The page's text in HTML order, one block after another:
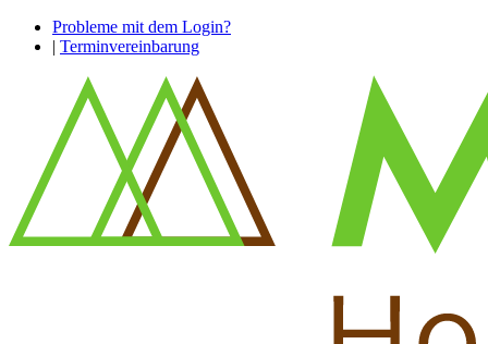
Probleme mit dem Login?
| Terminvereinbarung